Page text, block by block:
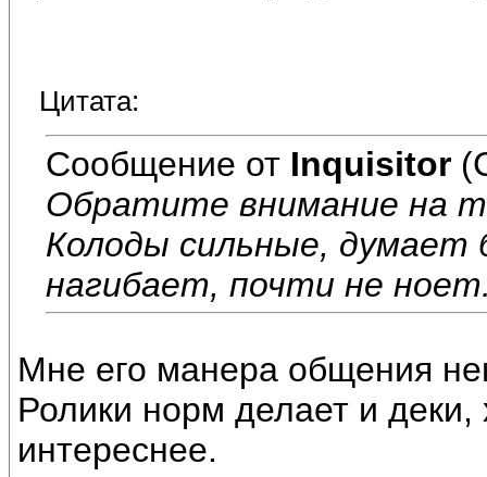
Цитата:
Сообщение от Inquisitor
Обратите внимание на
Колоды сильные, думает
нагибает, почти не
Мне его манера общения
Ролики норм делает и
интереснее.